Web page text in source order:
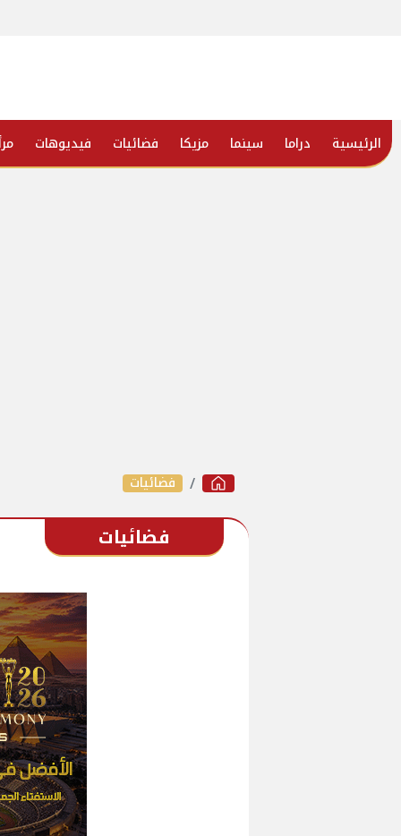
الرئيسية دراما سينما مزيكا فضائيات فيديوهات
فضائيات
فضائيات